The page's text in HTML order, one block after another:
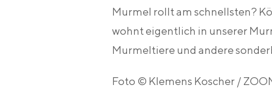
Murmel rollt am schnellsten?
wohnt eigentlich in unserer
Murmeltiere und andere
Foto © Klemens Koscher /